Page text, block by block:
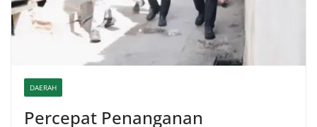
DAERAH
Percepat Penanganan